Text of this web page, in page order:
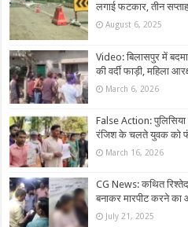
लगाई फटकार, तीन
August 6, 2025
Video: बिलासपुर में
की वर्दी फाड़ी, महिला
March 6, 2026
False Action:
रंजिश के चलते युवक को
March 16, 2026
CG News: कथित
बनाकर मारपीट करने का
July 21, 2025